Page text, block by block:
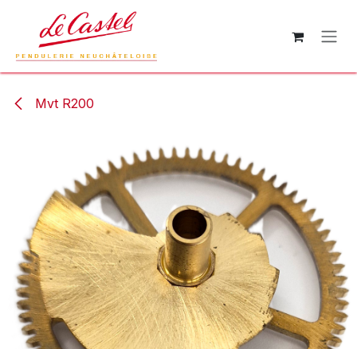
Zum Inhalt springen
Mvt R200